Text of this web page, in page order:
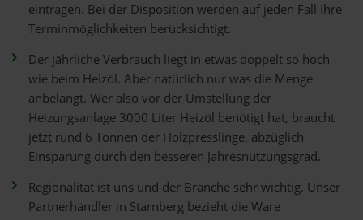
eintragen. Bei der Disposition werden auf jeden Fall Ihre
Terminmöglichkeiten berücksichtigt.
Der jährliche Verbrauch liegt in etwas doppelt so hoch
wie beim Heizöl. Aber natürlich nur was die Menge
anbelangt. Wer also vor der Umstellung der
Heizungsanlage 3000 Liter Heizöl benötigt hat, braucht
jetzt rund 6 Tonnen der Holzpresslinge, abzüglich
Einsparung durch den besseren Jahresnutzungsgrad.
Regionalität ist uns und der Branche sehr wichtig. Unser
Partnerhändler in Starnberg bezieht die Ware